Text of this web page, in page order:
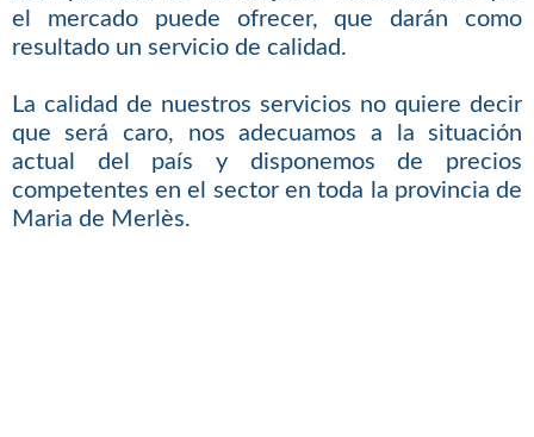
el mercado puede ofrecer, que darán como
resultado un servicio de calidad.
La calidad de nuestros servicios no quiere decir
que será caro, nos adecuamos a la situación
actual del país y disponemos de precios
competentes en el sector en toda la provincia de
Maria de Merlès.